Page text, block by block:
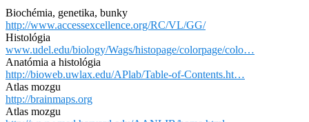
Biochémia, genetika, bunky
http://www.accessexcellence.org/RC/VL/GG/
Histológia
www.udel.edu/biology/Wags/histopage/colorpage/colo…
Anatómia a histológia
http://bioweb.uwlax.edu/APlab/Table-of-Contents.ht…
Atlas mozgu
http://brainmaps.org
Atlas mozgu